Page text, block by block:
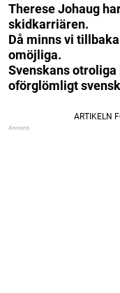
Therese Johaug
skidkarriären.
Då minns vi
omöjliga.
Svenskans
oförglömligt